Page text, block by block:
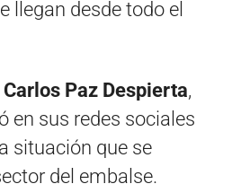
llegan desde todo el
Carlos Paz Despierta,
en sus redes sociales
situación que se
del embalse.